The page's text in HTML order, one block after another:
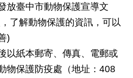
放臺中市動物保護宣導文
了解動物保護的資訊，可以
)
以紙本郵寄、傳真、電郵或
物保護防疫處（地址：408